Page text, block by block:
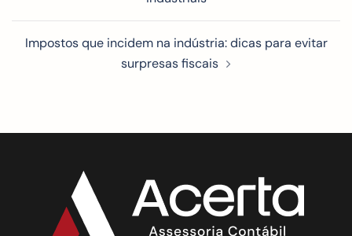
Impostos que incidem na indústria: dicas para evitar
surpresas fiscais